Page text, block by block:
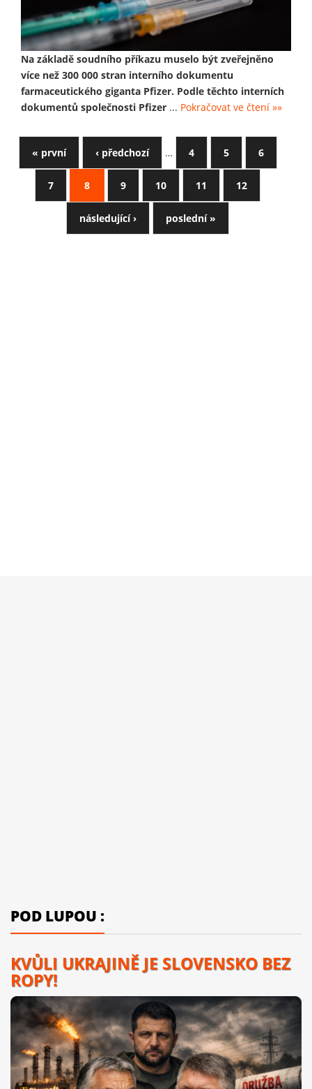
Na základě soudního příkazu muselo být zveřejněno
více než 300 000 stran interního dokumentu
farmaceutického giganta Pfizer. Podle těchto interních
dokumentů společnosti Pfizer ... Pokračovat ve čtení »»
« první ‹ předchozí … 4 5 6
7 8 9 10 11 12
následující › poslední »
POD LUPOU :
KVŮLI UKRAJINĚ JE SLOVENSKO BEZ
ROPY!